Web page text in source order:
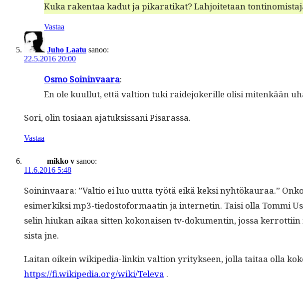
Kuka rak­en­taa kadut ja pikaratikat? Lahjoite­taan
Vastaa
Juho Laatu sanoo:
22.5.2016 20:00
Osmo Soin­in­vaara:
En ole kuul­lut, että val­tion tuki raide­jok­er­ille olisi mitenkään
Sori, olin tosi­aan ajatuk­sis­sani Pisarassa.
Vastaa
mikko v sanoo:
11.6.2016 5:48
Soin­in­vaara: ”Val­tio ei luo uut­ta työtä eikä kek­si nyhtökau­raa.”
esimerkik­si mp3-tiedosto­for­maatin ja inter­netin. Taisi olla Tom­mi
selin hiukan aikaa sit­ten kokon­aisen tv-doku­mentin, jos­sa
sista jne.
Lai­tan oikein wikipedia-linkin val­tion yri­tyk­seen, jol­la taitaa olla
https://fi.wikipedia.org/wiki/Televa .